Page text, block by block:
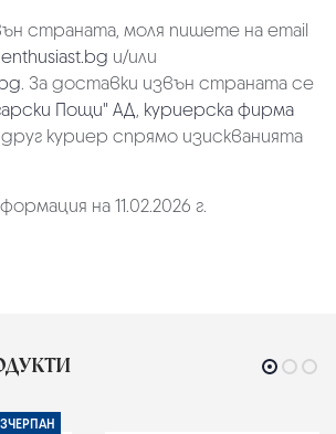
страната, моля пишете на email
и/или
. За доставки извън страната се
Пощи" АД, куриерска фирма
друг куриер спрямо изискванията
на 11.02.2026 г.